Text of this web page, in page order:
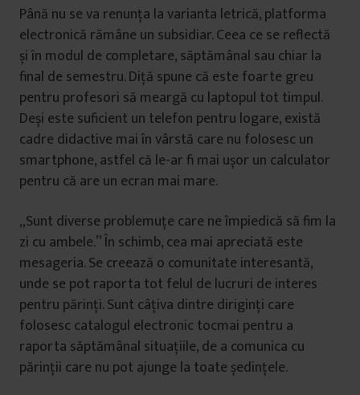
Până nu se va renunța la varianta letrică, platforma
electronică rămâne un subsidiar. Ceea ce se reflectă
și în modul de completare, săptămânal sau chiar la
final de semestru. Diță spune că este foarte greu
pentru profesori să meargă cu laptopul tot timpul.
Deși este suficient un telefon pentru logare, există
cadre didactive mai în vârstă care nu folosesc un
smartphone, astfel că le-ar fi mai ușor un calculator
pentru că are un ecran mai mare.
„Sunt diverse problemuțe care ne împiedică să fim la
zi cu ambele.” În schimb, cea mai apreciată este
mesageria. Se creează o comunitate interesantă,
unde se pot raporta tot felul de lucruri de interes
pentru părinți. Sunt câțiva dintre diriginți care
folosesc catalogul electronic tocmai pentru a
raporta săptămânal situațiile, de a comunica cu
părinții care nu pot ajunge la toate ședințele.